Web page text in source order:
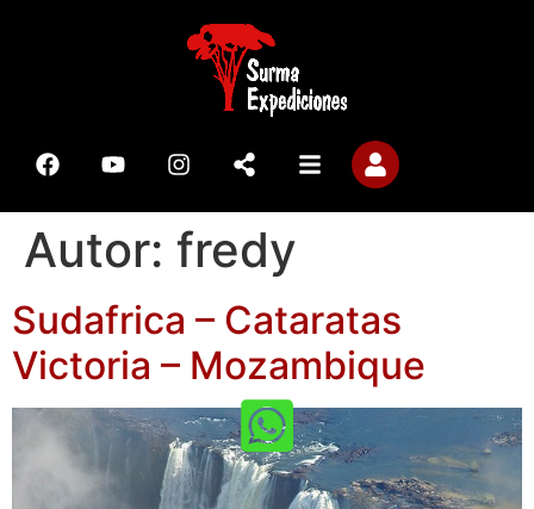
Autor: fredy
Sudafrica – Cataratas
Victoria – Mozambique